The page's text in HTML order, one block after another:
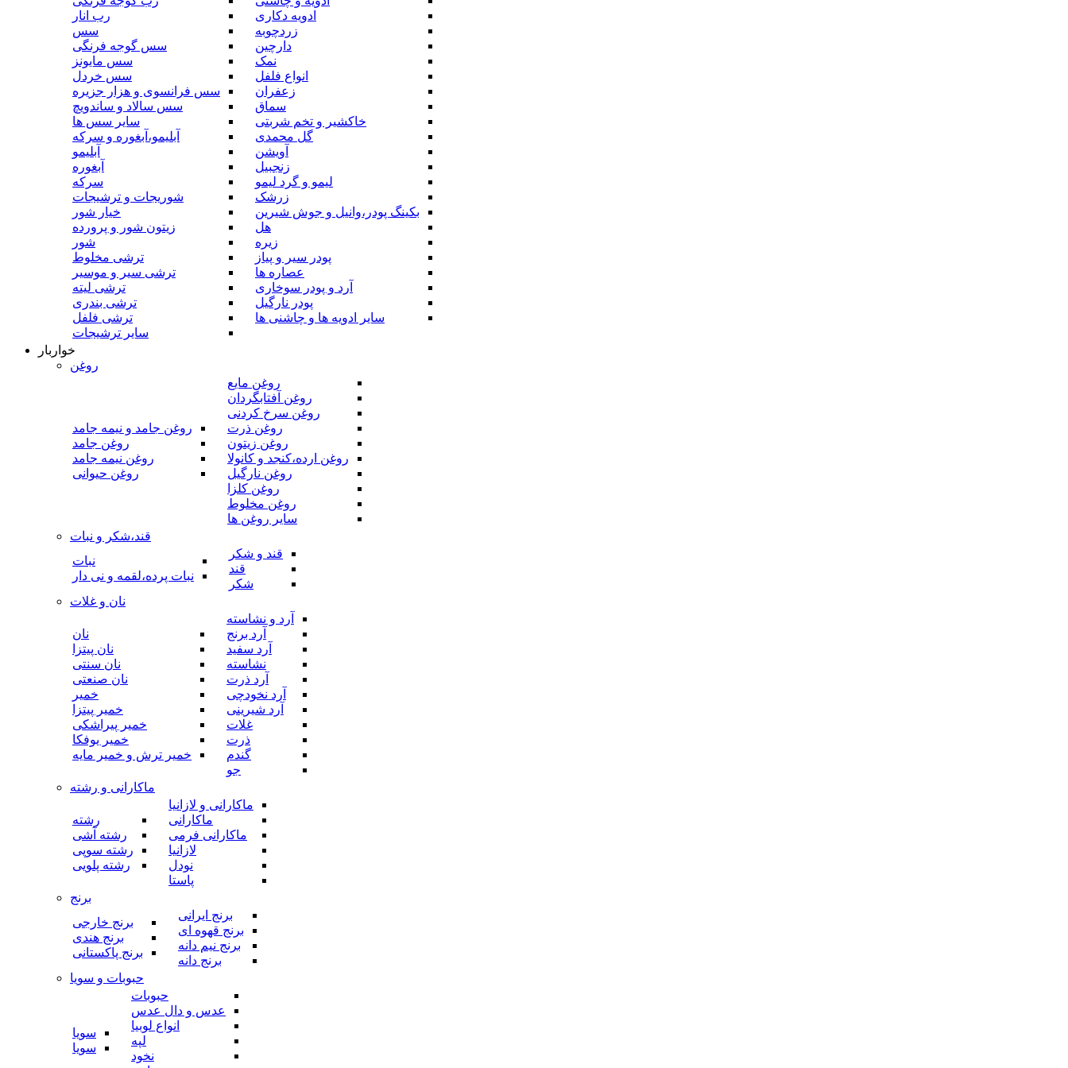
ادویه دکاری
زردچوبه
دارچین
نمک
انواع فلفل
زعفران
سماق
خاکشیر و تخم شربتی
گل محمدی
آویشن
زنجبیل
لیمو و گرد لیمو
زرشک
بکینگ پودر،وانیل و جوش شیرین
هل
زیره
پودر سیر و پیاز
عصاره ها
آرد و پودر سوخاری
پودر نارگیل
سایر ادویه ها و چاشنی ها
رب انار
سس
سس گوجه فرنگی
سس مایونز
سس خردل
سس فرانسوی و هزار جزیره
سس سالاد و ساندویچ
سایر سس ها
آبلیمو،آبغوره و سرکه
آبلیمو
آبغوره
سرکه
شوریجات و ترشیجات
خیار شور
زیتون شور و پرورده
شور
ترشی مخلوط
ترشی سیر و موسیر
ترشی لیته
ترشی بندری
ترشی فلفل
سایر ترشیجات
خواربار
روغن
روغن مایع
روغن آفتابگردان
روغن سرخ کردنی
روغن ذرت
روغن زیتون
روغن ارده،کنجد و کانولا
روغن نارگیل
روغن کلزا
روغن مخلوط
سایر روغن ها
روغن جامد و نیمه جامد
روغن جامد
روغن نیمه جامد
روغن حیوانی
قند،شکر و نبات
قند و شکر
قند
شکر
نبات
نبات پرده،لقمه و نی دار
نان و غلات
آرد و نشاسته
آرد برنج
آرد سفید
نشاسته
آرد ذرت
آرد نخودچی
آرد شیرینی
غلات
ذرت
گندم
جو
نان
نان پیتزا
نان سنتی
نان صنعتی
خمیر
خمیر پیتزا
خمیر پیراشکی
خمیر یوفکا
خمیر ترش و خمیر مایه
ماکارانی و رشته
ماکارانی و لازانیا
ماکارانی
ماکارانی فرمی
لازانیا
نودل
پاستا
رشته
رشته آشی
رشته سوپی
رشته پلویی
برنج
برنج ایرانی
برنج قهوه ای
برنج نیم دانه
برنج دانه
برنج خارجی
برنج هندی
برنج پاکستانی
حبوبات و سویا
حبوبات
عدس و دال عدس
انواع لوبیا
لپه
نخود
سویا
سویا